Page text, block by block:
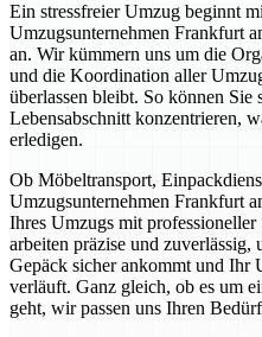
Ein stressfreier Umzug beginnt
Umzugsunternehmen Frankfurt
an. Wir kümmern uns um die
und die Koordination aller
überlassen bleibt. So können Sie
Lebensabschnitt konzentrieren,
erledigen.
Ob Möbeltransport,
Umzugsunternehmen Frankfurt
Ihres Umzugs mit
arbeiten präzise und zuverlässig,
Gepäck sicher ankommt und Ihr
verläuft. Ganz gleich, ob es um
geht, wir passen uns Ihren